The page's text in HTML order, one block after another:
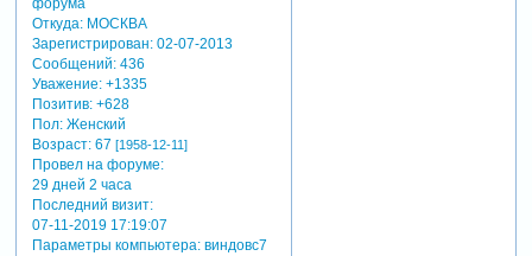
Откуда:МОСКВА
Зарегистрирован: 02-07-2013
Сообщений:436
Уважение: +1335
Позитив: +628
Пол:Женский
Возраст:67 [1958-12-11]
Провел на форуме:
29 дней 2 часа
Последний визит:
07-11-2019 17:19:07
Параметры компьютера:виндовс7